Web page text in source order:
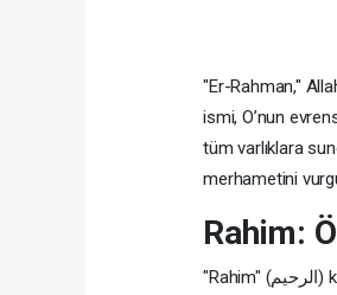
"Er-Rahman,"
ismi, O’nun
tüm varlıklara
merhametini
Rahim:
"Rahim" (الرحيم) kelimesi, daha özel ve sürekli bir merhameti ifade eder. Bu sıfat, Allah’ın özellikle müminlere ve